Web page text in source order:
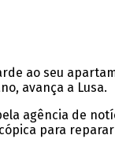
ao seu
avança a Lusa.
agência de
para